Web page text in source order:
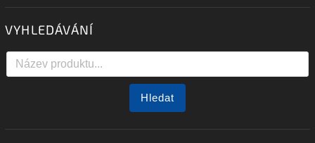
VYHLEDÁVÁNÍ
Hledat